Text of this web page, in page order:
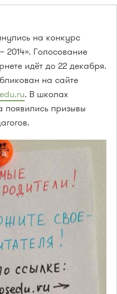
на конкурс
Голосование
идёт до 22 декабря.
на сайте
. В школах
появились призывы